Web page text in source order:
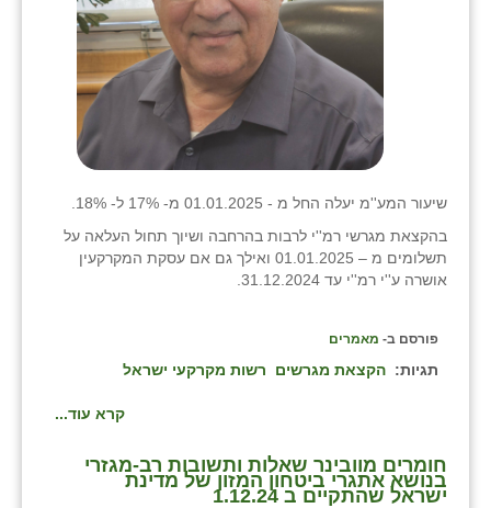
שיעור המע''מ יעלה החל מ - 01.01.2025 מ- 17% ל- 18%.
בהקצאת מגרשי רמ''י לרבות בהרחבה ושיוך תחול העלאה על
תשלומים מ – 01.01.2025 ואילך גם אם עסקת המקרקעין
אושרה ע''י רמ''י עד 31.12.2024.
פורסם ב- מאמרים
תגיות: הקצאת מגרשים רשות מקרקעי ישראל
קרא עוד...
חומרים מוובינר שאלות ותשובות רב-מגזרי
בנושא אתגרי ביטחון המזון של מדינת
ישראל שהתקיים ב 1.12.24